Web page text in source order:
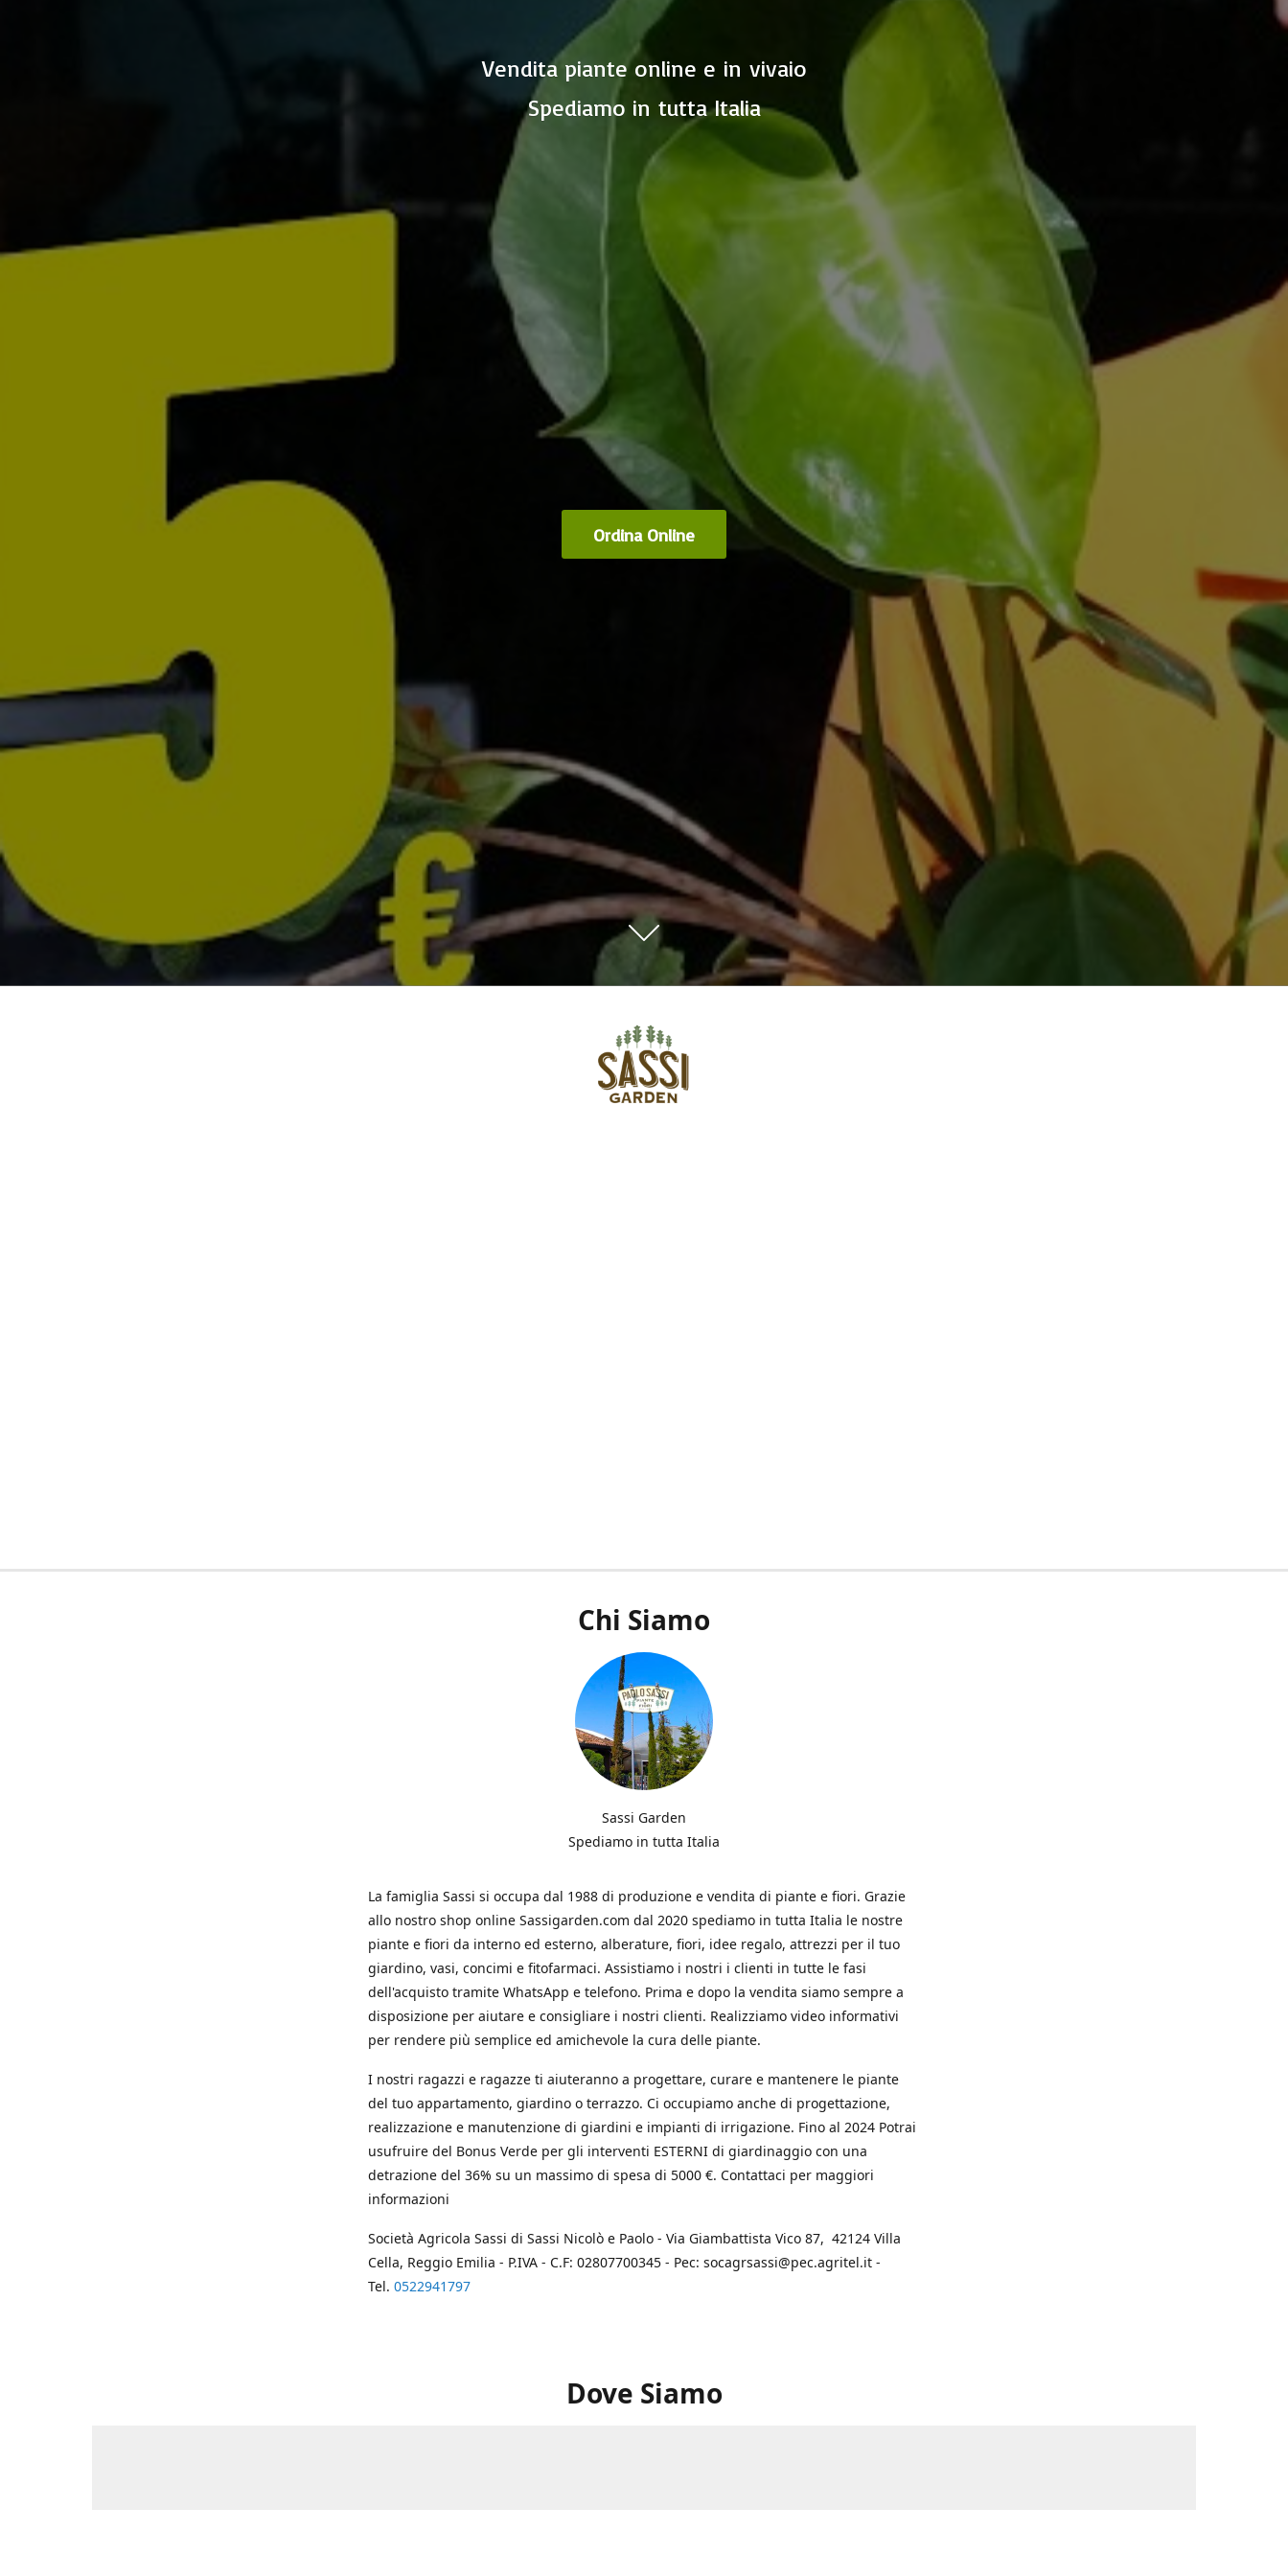
Vendita piante online e in vivaio
Spediamo in tutta Italia
Ordina Online
Chi Siamo
Sassi Garden
Spediamo in tutta Italia
La famiglia Sassi si occupa dal 1988 di produzione e vendita di piante e fiori. Grazie
allo nostro shop online Sassigarden.com dal 2020 spediamo in tutta Italia le nostre
piante e fiori da interno ed esterno, alberature, fiori, idee regalo, attrezzi per il tuo
giardino, vasi, concimi e fitofarmaci. Assistiamo i nostri i clienti in tutte le fasi
dell'acquisto tramite WhatsApp e telefono. Prima e dopo la vendita siamo sempre a
disposizione per aiutare e consigliare i nostri clienti. Realizziamo video informativi
per rendere più semplice ed amichevole la cura delle piante.
I nostri ragazzi e ragazze ti aiuteranno a progettare, curare e mantenere le piante
del tuo appartamento, giardino o terrazzo. Ci occupiamo anche di progettazione,
realizzazione e manutenzione di giardini e impianti di irrigazione. Fino al 2024 Potrai
usufruire del Bonus Verde per gli interventi ESTERNI di giardinaggio con una
detrazione del 36% su un massimo di spesa di 5000 €. Contattaci per maggiori
informazioni
Società Agricola Sassi di Sassi Nicolò e Paolo - Via Giambattista Vico 87, 42124 Villa
Cella, Reggio Emilia - P.IVA - C.F: 02807700345 - Pec: socagrsassi@pec.agritel.it -
Tel. 0522941797
Dove Siamo